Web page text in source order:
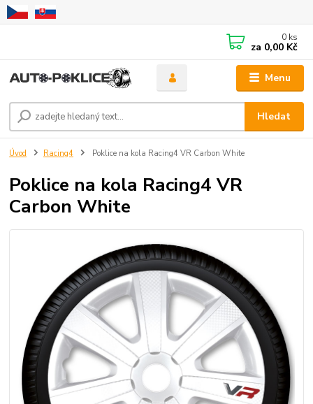
Menu
Hledat
0 ks
za 0,00 Kč
Úvod Racing4 Poklice na kola Racing4 VR Carbon White
Poklice na kola Racing4 VR
Carbon White